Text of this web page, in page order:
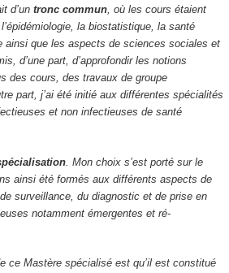
d’un tronc commun, où les cours étaient
la biostatistique, la santé
ainsi que les aspects de sciences sociales et
d’une part, d’approfondir les notions
des cours, des travaux de groupe
part, j’ai été initié aux différentes spécialités
et non infectieuses de santé
. Mon choix s’est porté sur le
ainsi été formés aux différents aspects de
surveillance, du diagnostic et de prise en
notamment émergentes et ré-
ce Mastère spécialisé est qu’il est constitué